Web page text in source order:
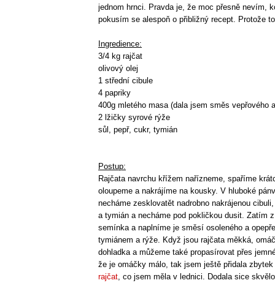
jednom hrnci. Pravda je, že moc přesně nevím,
pokusím se alespoň o přibližný recept. Protože
Ingredience:
3/4 kg rajčat
olivový olej
1 střední cibule
4 papriky
400g mletého masa (dala jsem směs vepřového
2 lžičky syrové rýže
sůl, pepř, cukr, tymián
Postup:
Rajčata navrchu křížem nařízneme, spaříme
oloupeme a nakrájíme na kousky. V hluboké
necháme zesklovatět nadrobno nakrájenou
a tymián a necháme pod pokličkou dusit. Zatím
semínka a naplníme je směsí osoleného a
tymiánem a rýže. Když jsou rajčata měkká,
dohladka a můžeme také propasírovat přes
že je omáčky málo, tak jsem ještě přidala zbytek
rajčat , co jsem měla v lednici. Dodala sice